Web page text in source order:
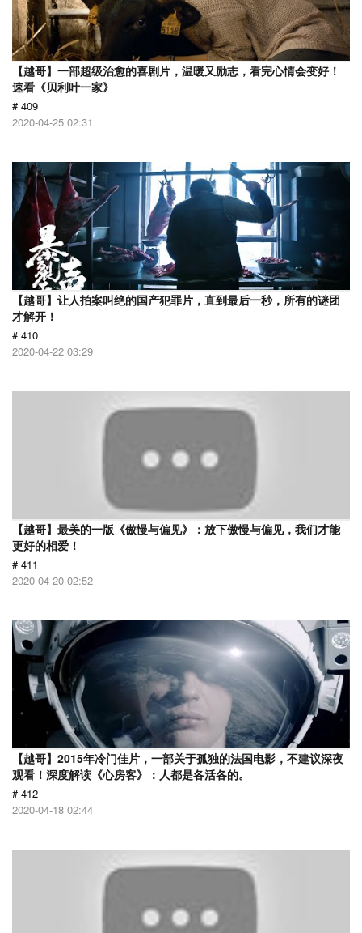
【越哥】一部超级治愈的喜剧片，温暖又励志，看完心情会变好！
速看《贝利叶一家》
# 409
2020-04-25 02:31
【越哥】让人拍案叫绝的国产犯罪片，直到最后一秒，所有的谜团
才解开！
# 410
2020-04-22 03:29
【越哥】最美的一版《傲慢与偏见》：放下傲慢与偏见，我们才能
更好的相爱！
# 411
2020-04-20 02:52
【越哥】2015年冷门佳片，一部关于孤独的法国电影，不建议深夜
观看！深度解读《心房客》：人都是各活各的。
# 412
2020-04-18 02:44